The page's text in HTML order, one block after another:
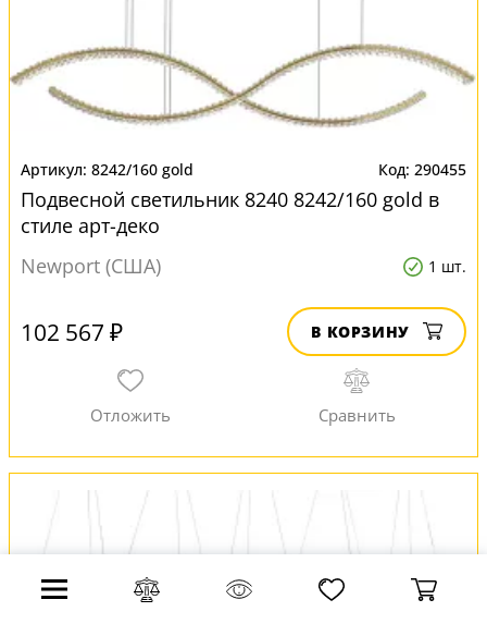
8242/160 gold 290455
Подвесной светильник 8240 8242/160 gold в
стиле арт-деко
Newport (США)
1 шт.
102 567 ₽ В КОРЗИНУ